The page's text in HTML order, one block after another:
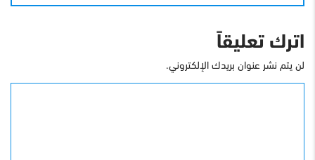
اترك تعليقاً
لن يتم نشر عنوان بريدك الإلكتروني.